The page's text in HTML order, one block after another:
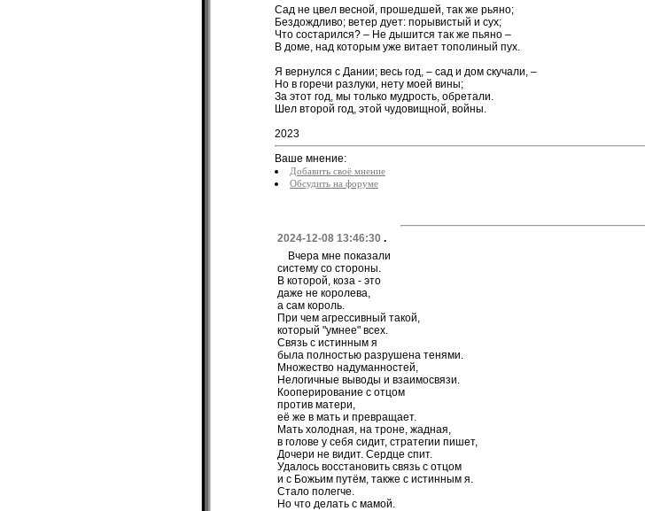
Сад не цвел весной, прошедшей, так же рьяно;
Бездождливо; ветер дует: порывистый и сух;
Что состарился? – Не дышится так же пьяно –
В доме, над которым уже витает тополиный пух.
Я вернулся с Дании; весь год, – сад и дом скучали, –
Но в горечи разлуки, нету моей вины;
За этот год, мы только мудрость, обретали.
Шел второй год, этой чудовищной, войны.
2023
Ваше мнение:
Добавить своё мнение
Обсудить на форуме
2024-12-08 13:46:30 .
Вчера мне показали
систему со стороны.
В которой, коза - это
даже не королева,
а сам король.
При чем агрессивный такой,
который "умнее" всех.
Связь с истинным я
была полностью разрушена тенями.
Множество надуманностей,
Нелогичные выводы и взаимосвязи.
Кооперирование с отцом
против матери,
её же в мать и превращает.
Мать холодная, на троне, жадная,
в голове у себя сидит, стратегии пишет,
Дочери не видит. Сердце спит.
Удалось восстановить связь с отцом
и с Божьим путём, также с истинным я.
Стало полегче.
Но что делать с мамой.